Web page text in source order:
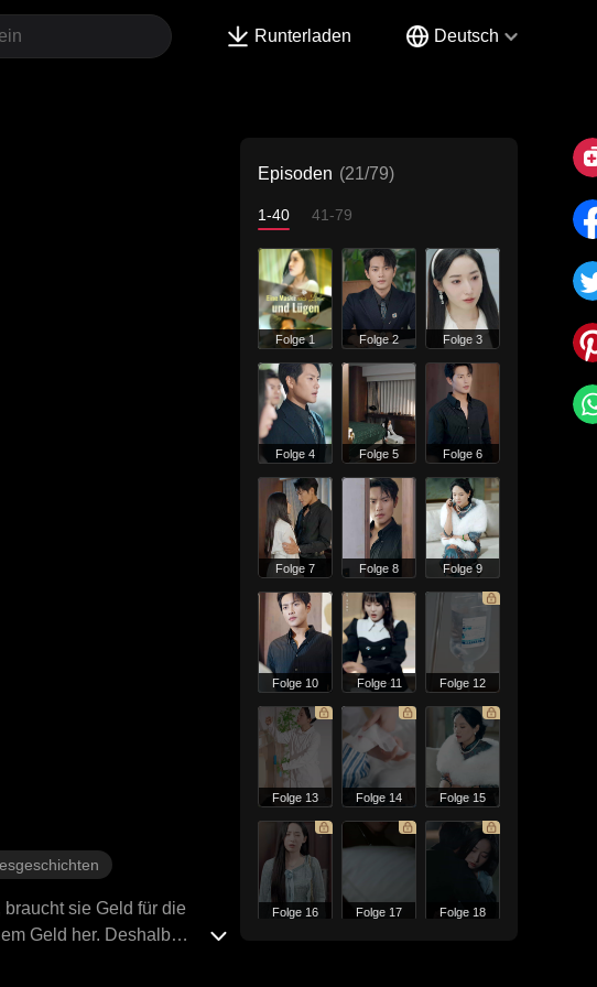
Runterladen Deutsch
sie Geld für die
Geld her. Deshalb
Episoden (21/79)
1-40 41-79
Folge 1 Folge 2 Folge 3
Folge 4 Folge 5 Folge 6
Folge 7 Folge 8 Folge 9
Folge 10 Folge 11 Folge 12
Folge 13 Folge 14 Folge 15
Folge 16 Folge 17 Folge 18